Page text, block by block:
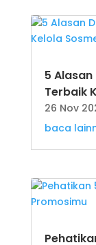
5
Terbaik
26 Nov
baca